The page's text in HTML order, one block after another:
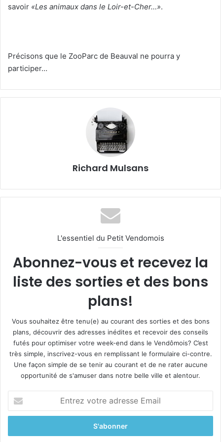
savoir «Les animaux dans le Loir-et-Cher…».
Précisons que le ZooParc de Beauval ne pourra y
participer…
Richard Mulsans
L'essentiel du Petit Vendomois
Abonnez-vous et recevez la
liste des sorties et des bons
plans!
Vous souhaitez être tenu(e) au courant des sorties et des bons
plans, découvrir des adresses inédites et recevoir des conseils
futés pour optimiser votre week-end dans le Vendômois? C’est
très simple, inscrivez-vous en remplissant le formulaire ci-contre.
Une façon simple de se tenir au courant et de ne rater aucune
opportunité de s'amuser dans notre belle ville et alentour.
t
e